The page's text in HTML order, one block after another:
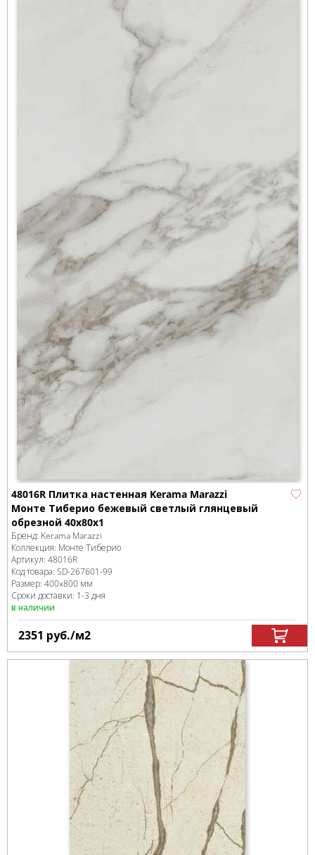
48016R Плитка настенная Kerama Marazzi
Монте Тиберио бежевый светлый глянцевый
обрезной 40x80x1
Бренд: Kerama Marazzi
Коллекция: Монте Тиберио
Артикул: 48016R
Код товара: SD-267601-99
Размер: 400x800 мм
Сроки доставки: 1-3 дня
в наличии
2351 руб./м2